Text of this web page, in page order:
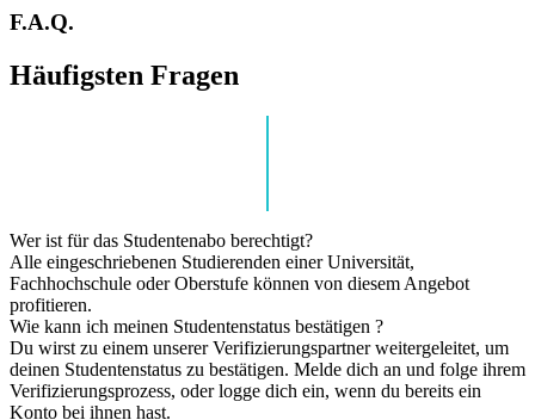
F.A.Q.
Häufigsten Fragen
Wer ist für das Studentenabo berechtigt?
Alle eingeschriebenen Studierenden einer Universität,
Fachhochschule oder Oberstufe können von diesem Angebot
profitieren.
Wie kann ich meinen Studentenstatus bestätigen ?
Du wirst zu einem unserer Verifizierungspartner weitergeleitet, um
deinen Studentenstatus zu bestätigen. Melde dich an und folge ihrem
Verifizierungsprozess, oder logge dich ein, wenn du bereits ein
Konto bei ihnen hast.